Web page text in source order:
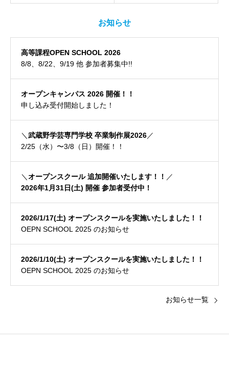
お知らせ
高等課程OPEN SCHOOL 2026
8/8、8/22、9/19 他 参加者募集中!!
オープンキャンパス 2026 開催！！
申し込み受付開始しました！
＼ 武蔵野学芸専門学校 卒業制作展2026／
2/25（水）〜3/8（日）開催！！
＼ オープンスクール 追加開催いたします！！ ／
2026年1月31日(土) 開催 参加者受付中！
2026/1/17(土) オープンスクールを実施いたしました！！
OEPN SCHOOL 2025 のお知らせ
2026/1/10(土) オープンスクールを実施いたしました！！
OEPN SCHOOL 2025 のお知らせ
お知らせ一覧